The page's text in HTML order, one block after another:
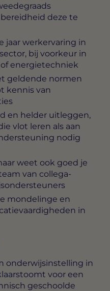
deze te
jaar werkervaring in
bij voorkeur in
energietechniek
geldende normen
kennis van
en helder uitleggen,
vlot leren als aan
nodig
weet ook goed je
van collega-
mondelinge en
in
onderwijsinstelling in
voor een
geschoolde